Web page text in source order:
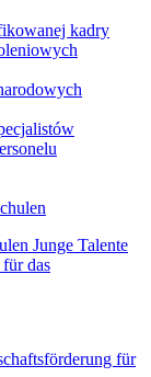
kadry
Junge Talente
das
für